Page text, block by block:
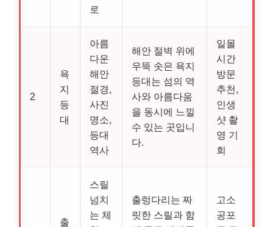
로
2
욕
지
등
대
아름
다운
해안
절경,
사진
명소,
등대
역사
해안 절벽 위에
우뚝 솟은 욕지
등대는 섬의 역
사와 아름다움
을 동시에 느낄
수 있는 곳입니
다.
일몰
시간
방문
추천,
인생
샷 촬
영 기
회
출
스릴
넘치
는 체
출렁다리는 짜
릿한 스릴과 함
고소
공포